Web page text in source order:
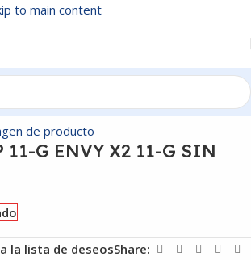
to main content
11-G ENVY X2 11-G SIN
la lista de deseosShare: